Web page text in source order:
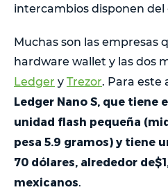
intercambios disponen del
Muchas son las empresas
hardware wallet y las dos
Ledger y Trezor. Para este
Ledger Nano S, que tiene
unidad flash pequeña
pesa 5.9 gramos) y tiene
70 dólares, alrededor
mexicanos.